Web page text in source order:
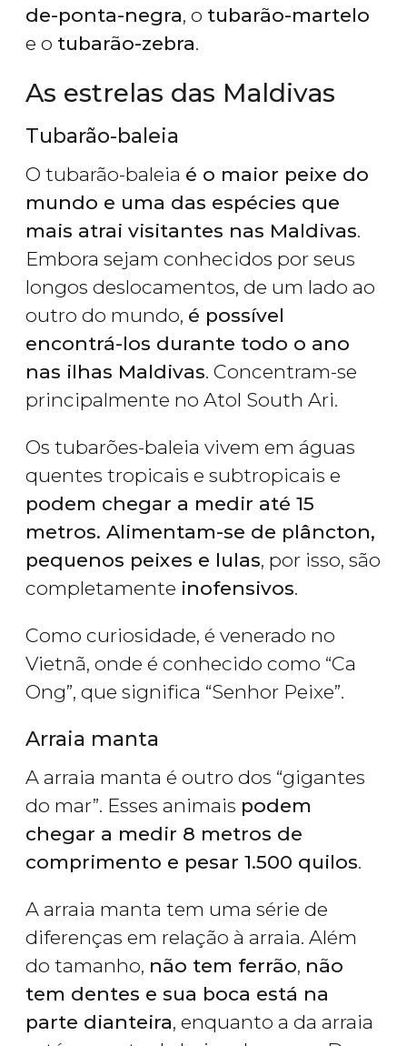
de-ponta-negra, o tubarão-martelo
e o tubarão-zebra.
As estrelas das Maldivas
Tubarão-baleia
O tubarão-baleia é o maior peixe do
mundo e uma das espécies que
mais atrai visitantes nas Maldivas.
Embora sejam conhecidos por seus
longos deslocamentos, de um lado ao
outro do mundo, é possível
encontrá-los durante todo o ano
nas ilhas Maldivas. Concentram-se
principalmente no Atol South Ari.
Os tubarões-baleia vivem em águas
quentes tropicais e subtropicais e
podem chegar a medir até 15
metros. Alimentam-se de plâncton,
pequenos peixes e lulas, por isso, são
completamente inofensivos.
Como curiosidade, é venerado no
Vietnã, onde é conhecido como “Ca
Ong”, que significa “Senhor Peixe”.
Arraia manta
A arraia manta é outro dos “gigantes
do mar”. Esses animais podem
chegar a medir 8 metros de
comprimento e pesar 1.500 quilos.
A arraia manta tem uma série de
diferenças em relação à arraia. Além
do tamanho, não tem ferrão, não
tem dentes e sua boca está na
parte dianteira, enquanto a da arraia